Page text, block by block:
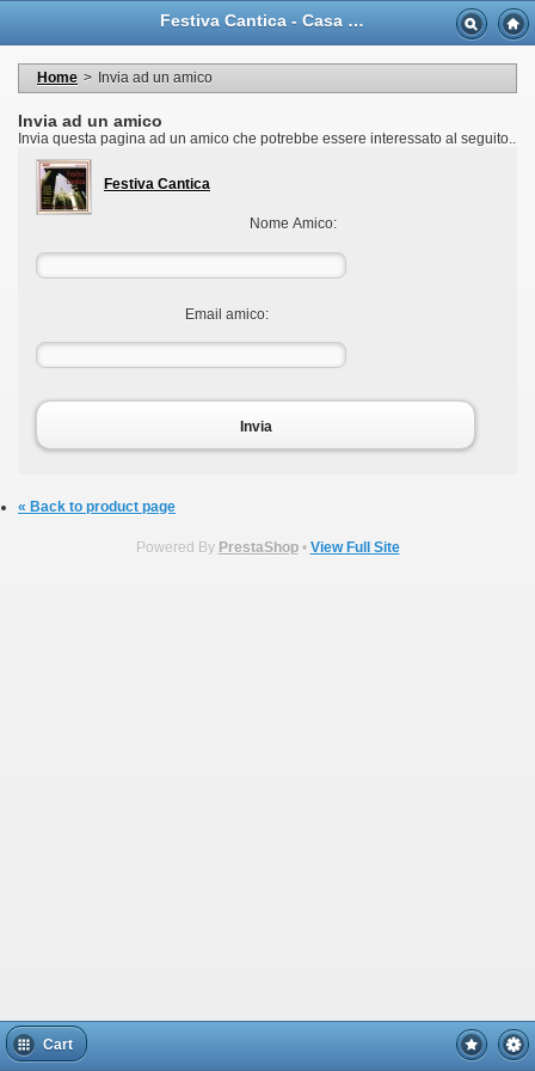
Festiva Cantica - Casa Musicale Eco
Home > Invia ad un amico
Invia ad un amico
Invia questa pagina ad un amico che potrebbe essere interessato al seguito..
Festiva Cantica
Nome Amico:
Email amico:
Invia
« Back to product page
Powered By PrestaShop• View Full Site
Cart
I miei dati personali
My orders
I miei voucher
Logout